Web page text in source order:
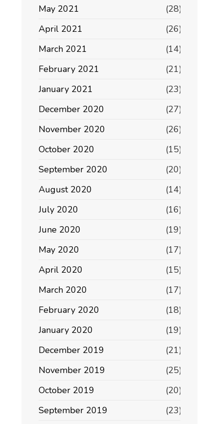
May 2021
(28)
April 2021
(26)
March 2021
(14)
February 2021
(21)
January 2021
(23)
December 2020
(27)
November 2020
(26)
October 2020
(15)
September 2020
(20)
August 2020
(14)
July 2020
(16)
June 2020
(19)
May 2020
(17)
April 2020
(15)
March 2020
(17)
February 2020
(18)
January 2020
(19)
December 2019
(21)
November 2019
(25)
October 2019
(20)
September 2019
(23)